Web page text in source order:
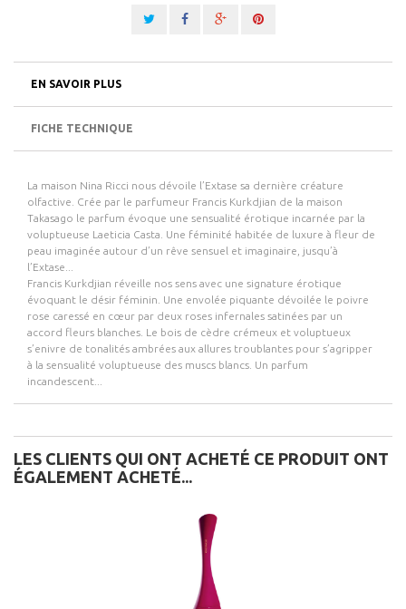
EN SAVOIR PLUS
FICHE TECHNIQUE
La maison Nina Ricci nous dévoile l’Extase sa dernière créature
olfactive. Crée par le parfumeur Francis Kurkdjian de la maison
Takasago le parfum évoque une sensualité érotique incarnée par la
voluptueuse Laeticia Casta. Une féminité habitée de luxure à fleur de
peau imaginée autour d’un rêve sensuel et imaginaire, jusqu’à
l’Extase...
Francis Kurkdjian réveille nos sens avec une signature érotique
évoquant le désir féminin. Une envolée piquante dévoilée le poivre
rose caressé en cœur par deux roses infernales satinées par un
accord fleurs blanches. Le bois de cèdre crémeux et voluptueux
s’enivre de tonalités ambrées aux allures troublantes pour s’agripper
à la sensualité voluptueuse des muscs blancs. Un parfum
incandescent...
LES CLIENTS QUI ONT ACHETÉ CE PRODUIT ONT
ÉGALEMENT ACHETÉ...